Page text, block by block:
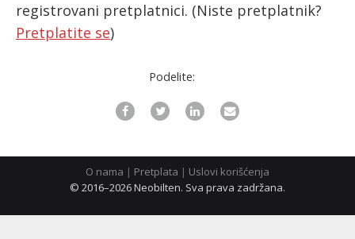
registrovani pretplatnici. (Niste pretplatnik?
Pretplatite se)
Podelite:
O nama | Pretplata | Uslovi korišćenja
© 2016–2026 Neobilten. Sva prava zadržana.